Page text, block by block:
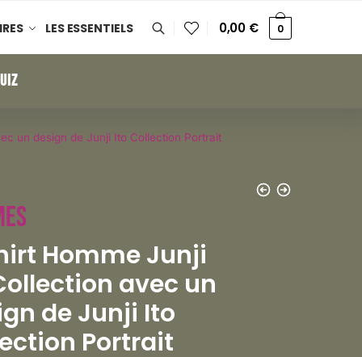
LES ESSENTIELS 0,00 € 0
un design de Junji Ito Collection Portrait
Homme Junji
avec un
de Junji Ito
Portrait